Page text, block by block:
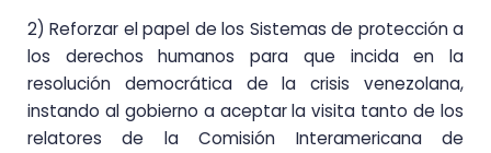
2) Reforzar el papel de los Sistemas de protección a
los derechos humanos para que incida en la
resolución democrática de la crisis venezolana,
instando al gobierno a aceptar la visita tanto de los
relatores de la Comisión Interamericana de